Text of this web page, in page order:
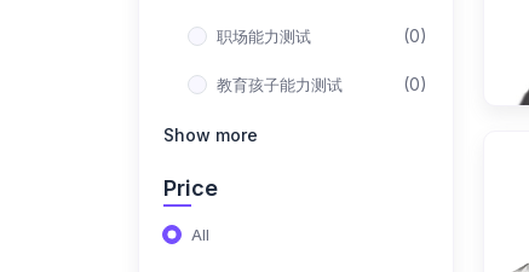
职场能力测试 (0)
教育孩子能力测试 (0)
Show more
Price
All